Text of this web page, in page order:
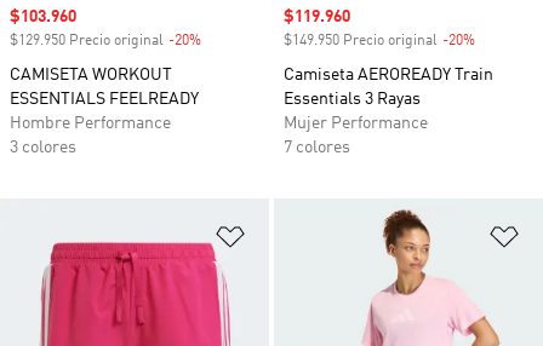
Precio de venta
$103.960
$129.950 Precio original -20%
CAMISETA WORKOUT
ESSENTIALS FEELREADY
Hombre Performance
3 colores
Precio de venta
$119.960
$149.950 Precio original -20%
Camiseta AEROREADY Train
Essentials 3 Rayas
Mujer Performance
7 colores
Añadir a la lista de deseos